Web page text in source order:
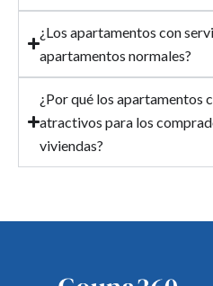
¿Los apartamentos con
apartamentos normales?
¿Por qué los apartamentos
atractivos para los
viviendas?